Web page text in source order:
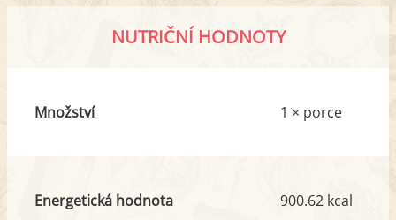
NUTRIČNÍ HODNOTY
Množství 1 × porce
Energetická hodnota 900.62 kcal